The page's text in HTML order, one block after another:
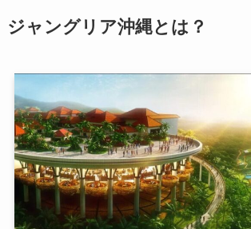
ジャングリア沖縄とは？